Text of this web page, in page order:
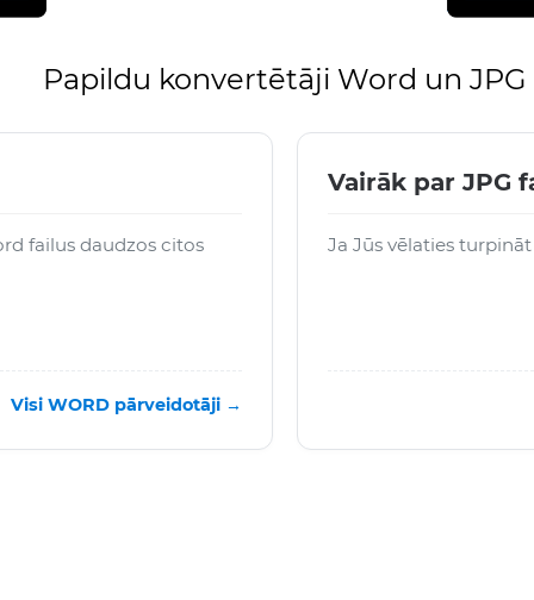
Papildu konvertētāji Word un JPG
failus daudzos citos
Visi WORD pārveidotāji →
Vairāk par JPG
Ja Jūs vēlaties